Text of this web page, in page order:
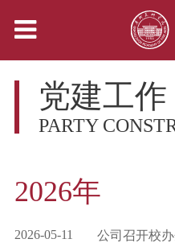
党建工作
PARTY
2026年
2026-05-11
公司召开校